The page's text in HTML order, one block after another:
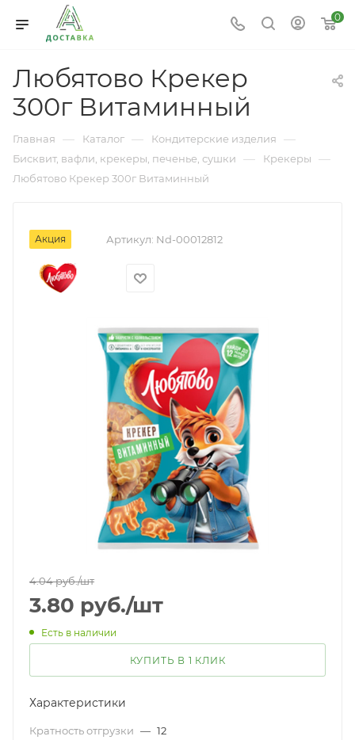
0
Любятово Крекер
300г Витаминный
Главная — Каталог — Кондитерские изделия —
Бисквит, вафли, крекеры, печенье, сушки — Крекеры —
Любятово Крекер 300г Витаминный
Акция Артикул: Nd-00012812
4.04руб./шт
3.80 руб./шт
Есть в наличии
КУПИТЬ В 1 КЛИК
Характеристики
Кратность отгрузки — 12